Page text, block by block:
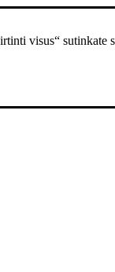
visus“ sutinkate